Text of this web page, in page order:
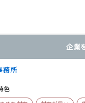
企業
務所
色